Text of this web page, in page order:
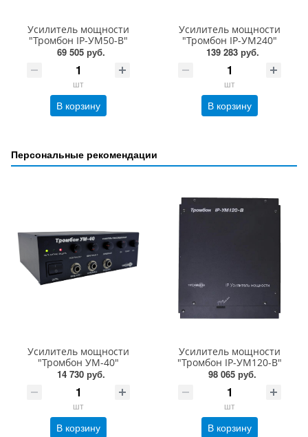
Усилитель мощности
"Тромбон IP-УМ50-В"
69 505 руб.
шт
В корзину
Усилитель мощности
"Тромбон IP-УМ240"
139 283 руб.
шт
В корзину
Персональные рекомендации
Усилитель мощности
"Тромбон УМ-40"
14 730 руб.
шт
В корзину
Усилитель мощности
"Тромбон IP-УМ120-В"
98 065 руб.
шт
В корзину